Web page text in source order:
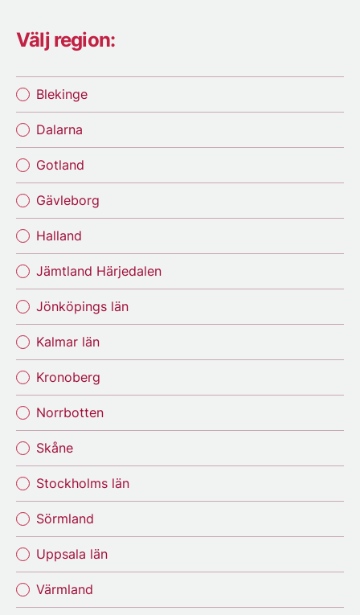
Välj region:
Blekinge
Dalarna
Gotland
Gävleborg
Halland
Jämtland Härjedalen
Jönköpings län
Kalmar län
Kronoberg
Norrbotten
Skåne
Stockholms län
Sörmland
Uppsala län
Värmland